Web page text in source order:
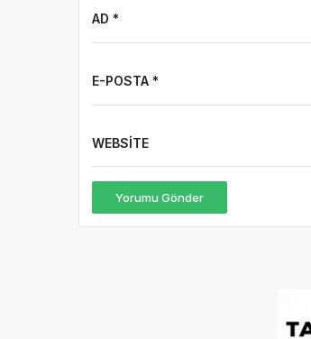
AD *
E-POSTA *
WEBSITE
Yorumu Gönder